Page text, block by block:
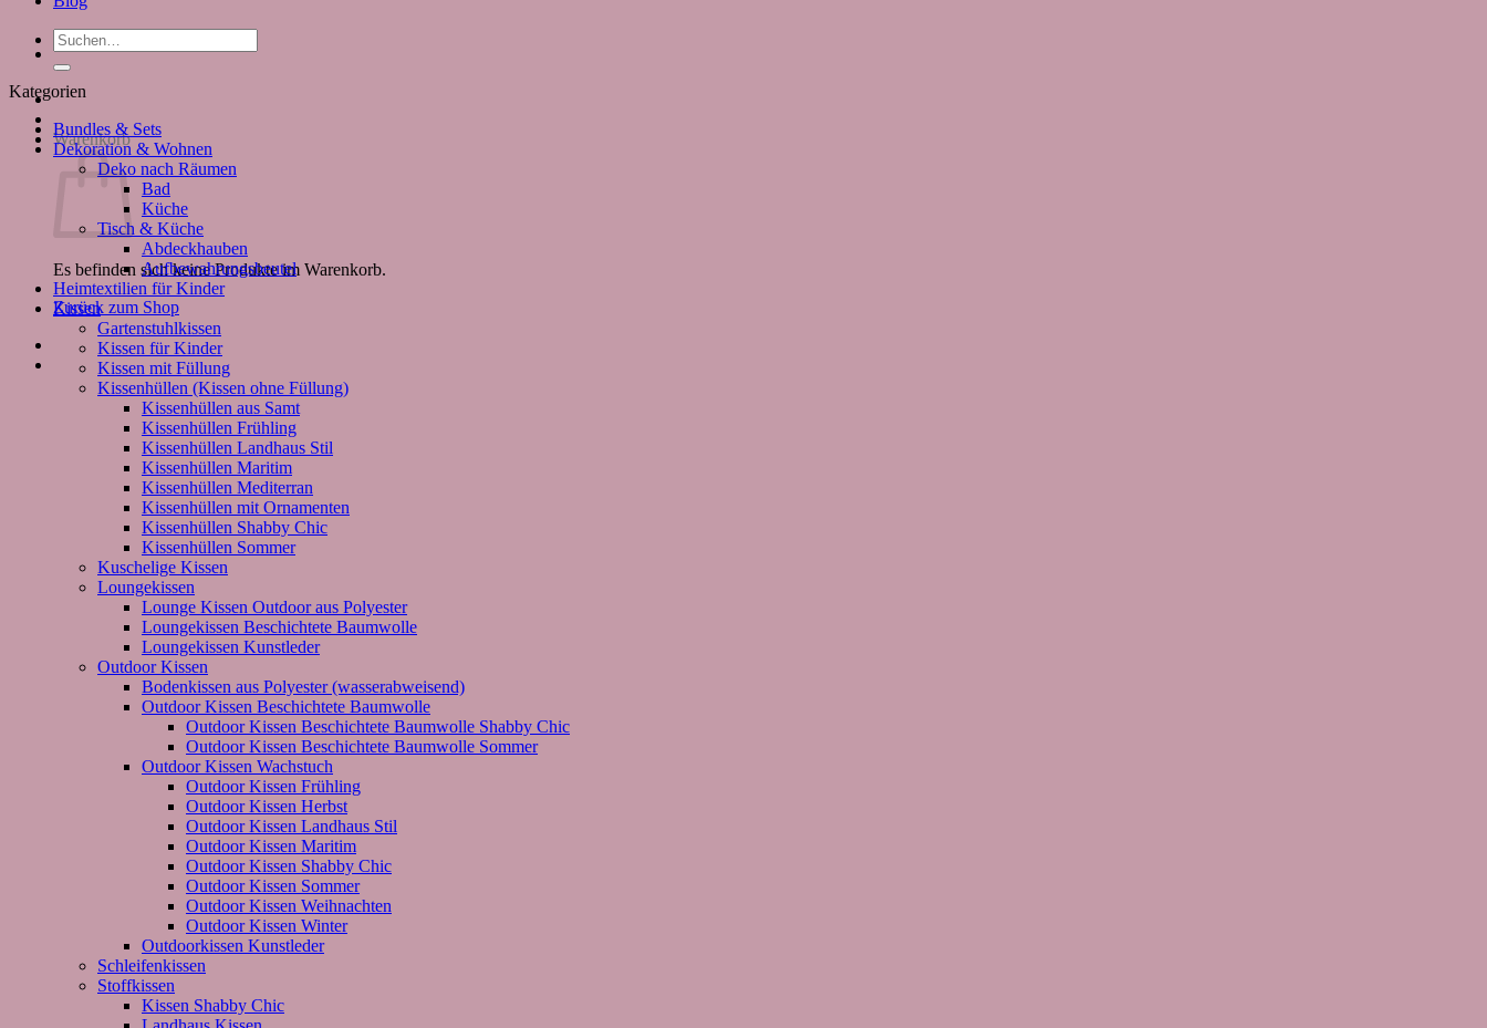
Suchen
nach:
Warenkorb
Es befinden sich keine Produkte im Warenkorb.
Zurück zum Shop
Kategorien
Bundles & Sets
Dekoration & Wohnen
Deko nach Räumen
Bad
Küche
Tisch & Küche
Abdeckhauben
Aufbewahrungsbeutel
Heimtextilien für Kinder
Kissen
Gartenstuhlkissen
Kissen für Kinder
Kissen mit Füllung
Kissenhüllen (Kissen ohne Füllung)
Kissenhüllen aus Samt
Kissenhüllen Frühling
Kissenhüllen Landhaus Stil
Kissenhüllen Maritim
Kissenhüllen Mediterran
Kissenhüllen mit Ornamenten
Kissenhüllen Shabby Chic
Kissenhüllen Sommer
Kuschelige Kissen
Loungekissen
Lounge Kissen Outdoor aus Polyester
Loungekissen Beschichtete Baumwolle
Loungekissen Kunstleder
Outdoor Kissen
Bodenkissen aus Polyester (wasserabweisend)
Outdoor Kissen Beschichtete Baumwolle
Outdoor Kissen Beschichtete Baumwolle Shabby Chic
Outdoor Kissen Beschichtete Baumwolle Sommer
Outdoor Kissen Wachstuch
Outdoor Kissen Frühling
Outdoor Kissen Herbst
Outdoor Kissen Landhaus Stil
Outdoor Kissen Maritim
Outdoor Kissen Shabby Chic
Outdoor Kissen Sommer
Outdoor Kissen Weihnachten
Outdoor Kissen Winter
Outdoorkissen Kunstleder
Schleifenkissen
Stoffkissen
Kissen Shabby Chic